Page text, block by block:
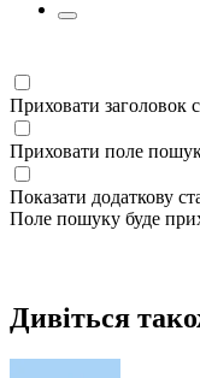
Приховати заголовок
Приховати поле
Показати додаткову
Поле пошуку буде
Дивіться